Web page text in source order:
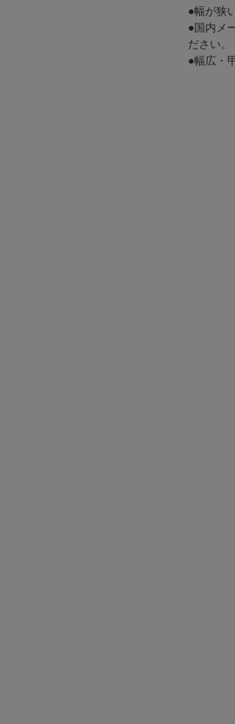
●幅が狭
●国内メ
ださい。
●幅広・